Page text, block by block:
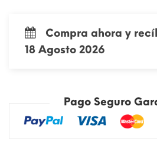
Compra ahora y
18 Agosto 2026
Pago Seguro